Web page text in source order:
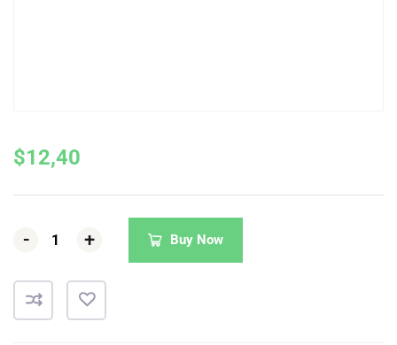
$12,40
- +
- +
- + Buy Now